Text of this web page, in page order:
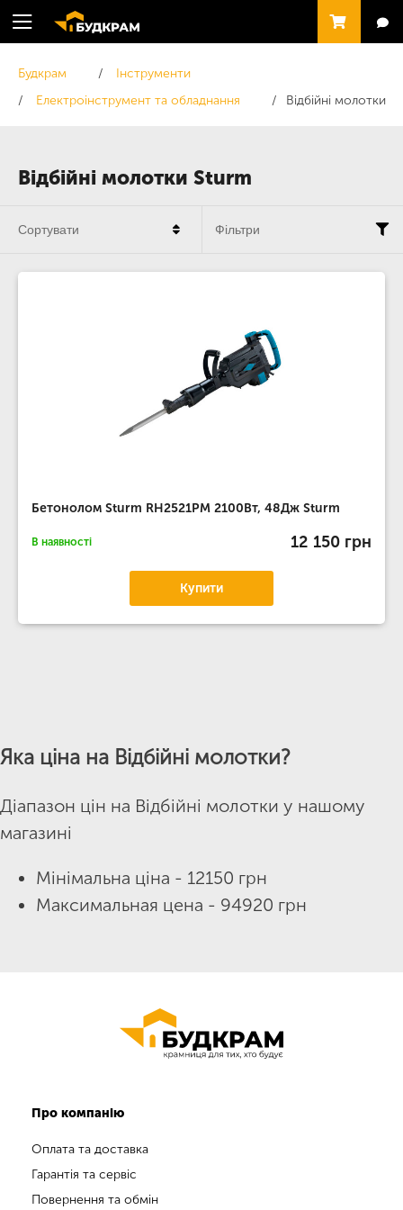
Відбійні молотки Sturm
Будкрам
Інструменти
Електроінструмент та обладнання
Відбійні молотки
Бетонолом Sturm RH2521PM 2100Вт, 48Дж Sturm
В наявності 12 150 грн
Купити
Сортувати Фільтри
Яка ціна на Відбійні молотки?
Діапазон цін на Відбійні молотки у нашому
магазині
Мінімальна ціна - 12150 грн
Максимальная цена - 94920 грн
Про компанію
Оплата та доставка
Гарантія та сервіс
Повернення та обмін